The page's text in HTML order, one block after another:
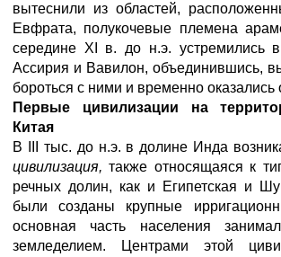
вытеснили из областей,
Евфрата, полукочевые племена
середине XI в. до н.э. устремились
Ассирия и Вавилон, объединившись,
бороться с ними и временно
Первые цивилизации на
Китая
В III тыс. до н.э. в долине Инда
цивилизация,также относящаяся к
речных долин, как и Египетская и
были созданы крупные
основная часть населения
земледелием. Центрами этой